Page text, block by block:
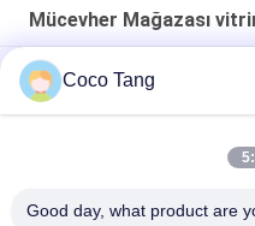
Mücevher Mağazası
Bronz Paslanmaz Çelik
SS304 Kuyumcu Vitrinleri
Ultra Beyaz Cam Elektrikli
Coco Tang
Good day, what product are